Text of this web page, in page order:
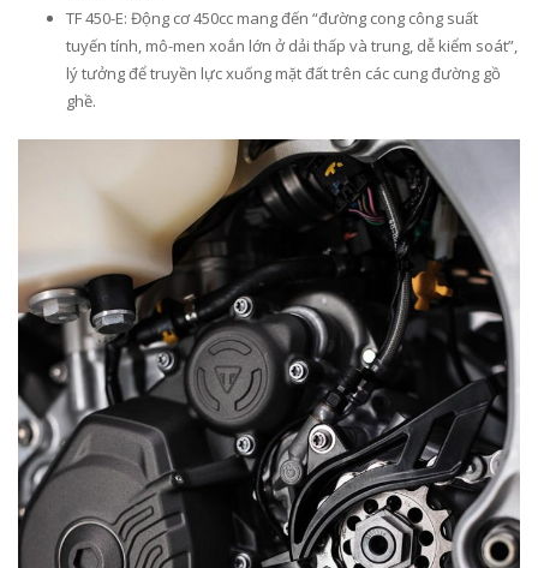
TF 450-E: Động cơ 450cc mang đến “đường cong công suất
tuyến tính, mô-men xoắn lớn ở dải thấp và trung, dễ kiểm soát”,
lý tưởng để truyền lực xuống mặt đất trên các cung đường gồ
ghề.